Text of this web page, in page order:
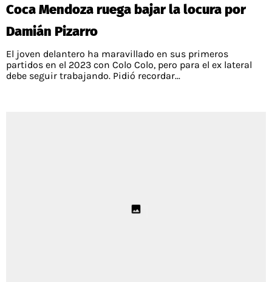
Coca Mendoza ruega bajar la locura por
Damián Pizarro
El joven delantero ha maravillado en sus primeros
partidos en el 2023 con Colo Colo, pero para el ex lateral
debe seguir trabajando. Pidió recordar...